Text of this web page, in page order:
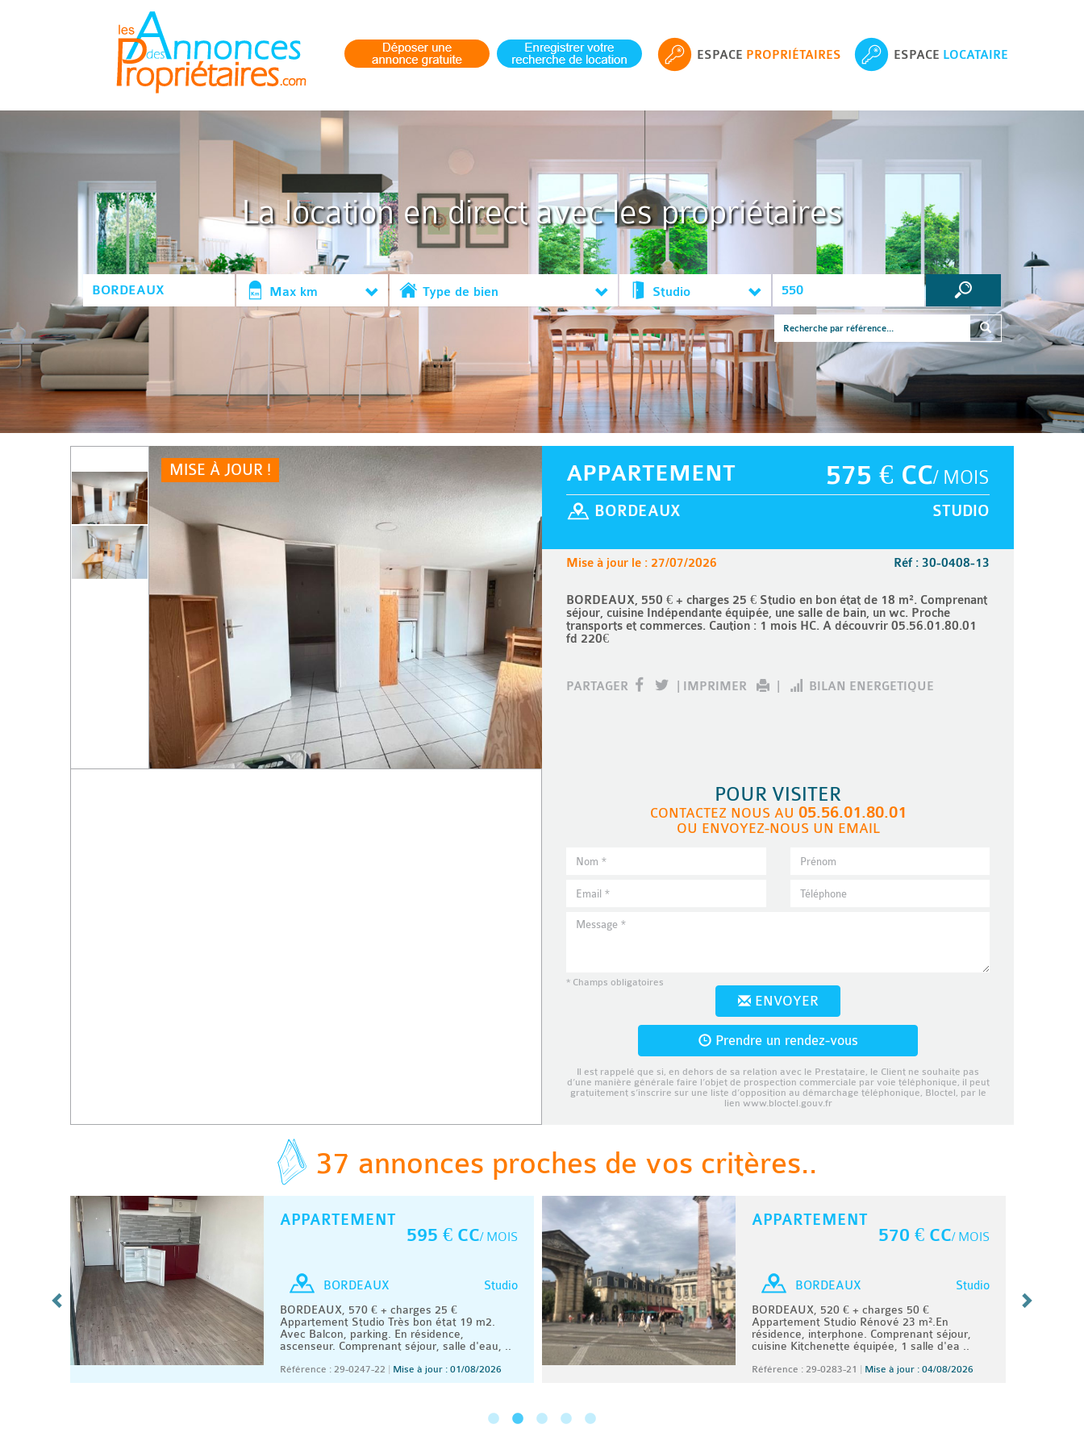
ESPACE PROPRIÉTAIRES ESPACE LOCATAIRE
La location en direct avec les propriétaires
Max km Type de bien Studio
MISE À JOUR ! 575 € CC/ MOIS
APPARTEMENT
STUDIO
BORDEAUX
Réf : 30-0408-13
Mise à jour le : 27/07/2026
BORDEAUX, 550 € + charges 25 € Studio en bon état de 18 m². Comprenant
séjour, cuisine Indépendante équipée, une salle de bain, un wc. Proche
transports et commerces. Caution : 1 mois HC. A découvrir 05.56.01.80.01
fd 220€
PARTAGER IMPRIMER BILAN ENERGETIQUE
POUR VISITER
CONTACTEZ NOUS AU 05.56.01.80.01
OU ENVOYEZ-NOUS UN EMAIL
* Champs obligatoires
ENVOYER
Prendre un rendez-vous
Il est rappelé que si, en dehors de sa relation avec le Prestataire, le Client ne souhaite pas
d’une manière générale faire l’objet de prospection commerciale par voie téléphonique, il peut
gratuitement s’inscrire sur une liste d’opposition au démarchage téléphonique, Bloctel, par le
lien www.bloctel.gouv.fr
37 annonces proches de vos critères..
APPARTEMENT
595 € CC/ MOIS
Studio
BORDEAUX
BORDEAUX, 570 € + charges 25 €
Appartement Studio Très bon état 19 m2.
Avec Balcon, parking. En résidence,
ascenseur. Comprenant séjour, salle d'eau, ..
Référence : 29-0247-22 Mise à jour : 01/08/2026
APPARTEMENT
570 € CC/ MOIS
Studio
BORDEAUX
BORDEAUX, 520 € + charges 50 €
Appartement Studio Rénové 23 m².En
résidence, interphone. Comprenant séjour,
cuisine Kitchenette équipée, 1 salle d'ea ..
Référence : 29-0283-21 Mise à jour : 04/08/2026